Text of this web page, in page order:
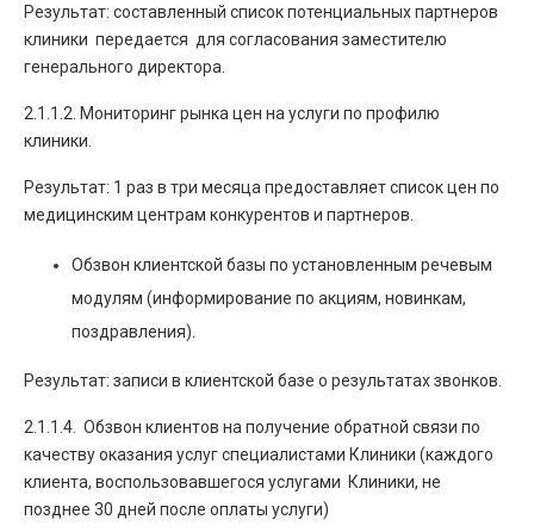
Результат: составленный список потенциальных партнеров
клиники передается для согласования заместителю
генерального директора.
2.1.1.2. Мониторинг рынка цен на услуги по профилю
клиники.
Результат: 1 раз в три месяца предоставляет список цен по
медицинским центрам конкурентов и партнеров.
Обзвон клиентской базы по установленным речевым
модулям (информирование по акциям, новинкам,
поздравления).
Результат: записи в клиентской базе о результатах звонков.
2.1.1.4. Обзвон клиентов на получение обратной связи по
качеству оказания услуг специалистами Клиники (каждого
клиента, воспользовавшегося услугами Клиники, не
позднее 30 дней после оплаты услуги)